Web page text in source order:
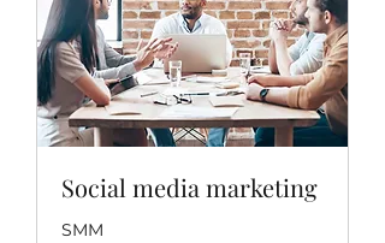
Social media marketing
SMM